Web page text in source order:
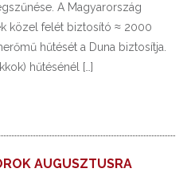
A Magyarország
közel felét biztosító ≈ 2000
hűtését a Duna biztosítja.
hűtésénél […]
AUGUSZTUSRA